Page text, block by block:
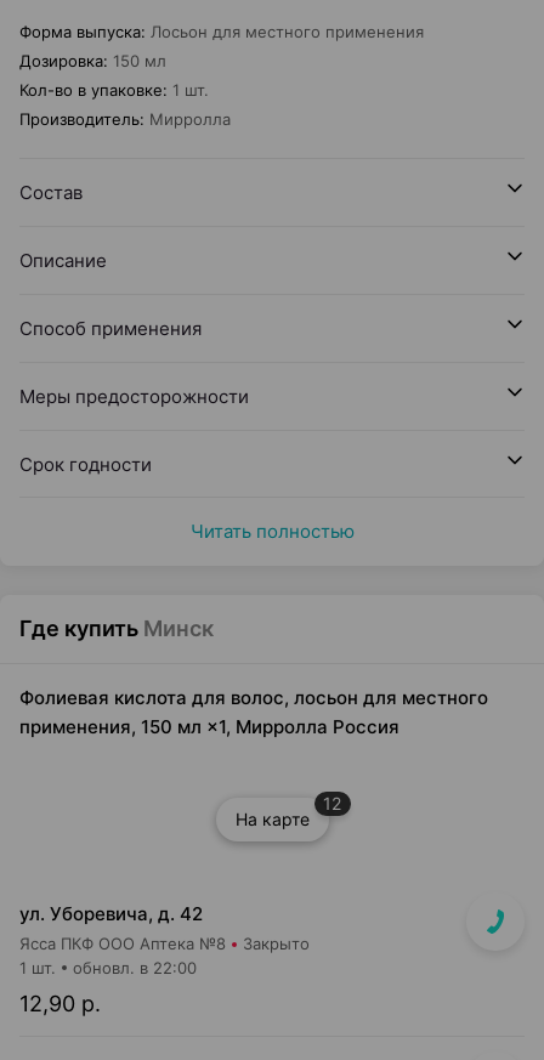
Форма выпуска: Лосьон для местного применения
Дозировка: 150 мл
Кол-во в упаковке: 1 шт.
Производитель: Мирролла
Состав
Описание
Способ применения
Меры предосторожности
Срок годности
Читать полностью
Где купить Минск
Фолиевая кислота для волос, лосьон для местного
применения, 150 мл ×1, Мирролла Россия
На карте
12
ул. Уборевича, д. 42
Ясса ПКФ ООО Аптека №8 Закрыто
12,90 р.
1 шт. обновл. в 22:00